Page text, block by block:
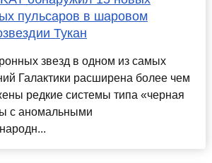
пульсаров в шаровом
Тукан
звезд в одном из самых
Галактики расширена более чем
редкие системы типа «черная
с аномальными